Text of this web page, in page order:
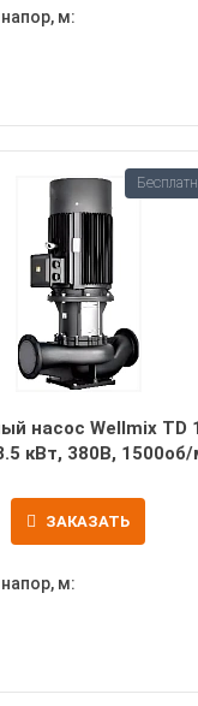
м:
насос Wellmix TD
кВт, 380В,
ЗАКАЗАТЬ
м: